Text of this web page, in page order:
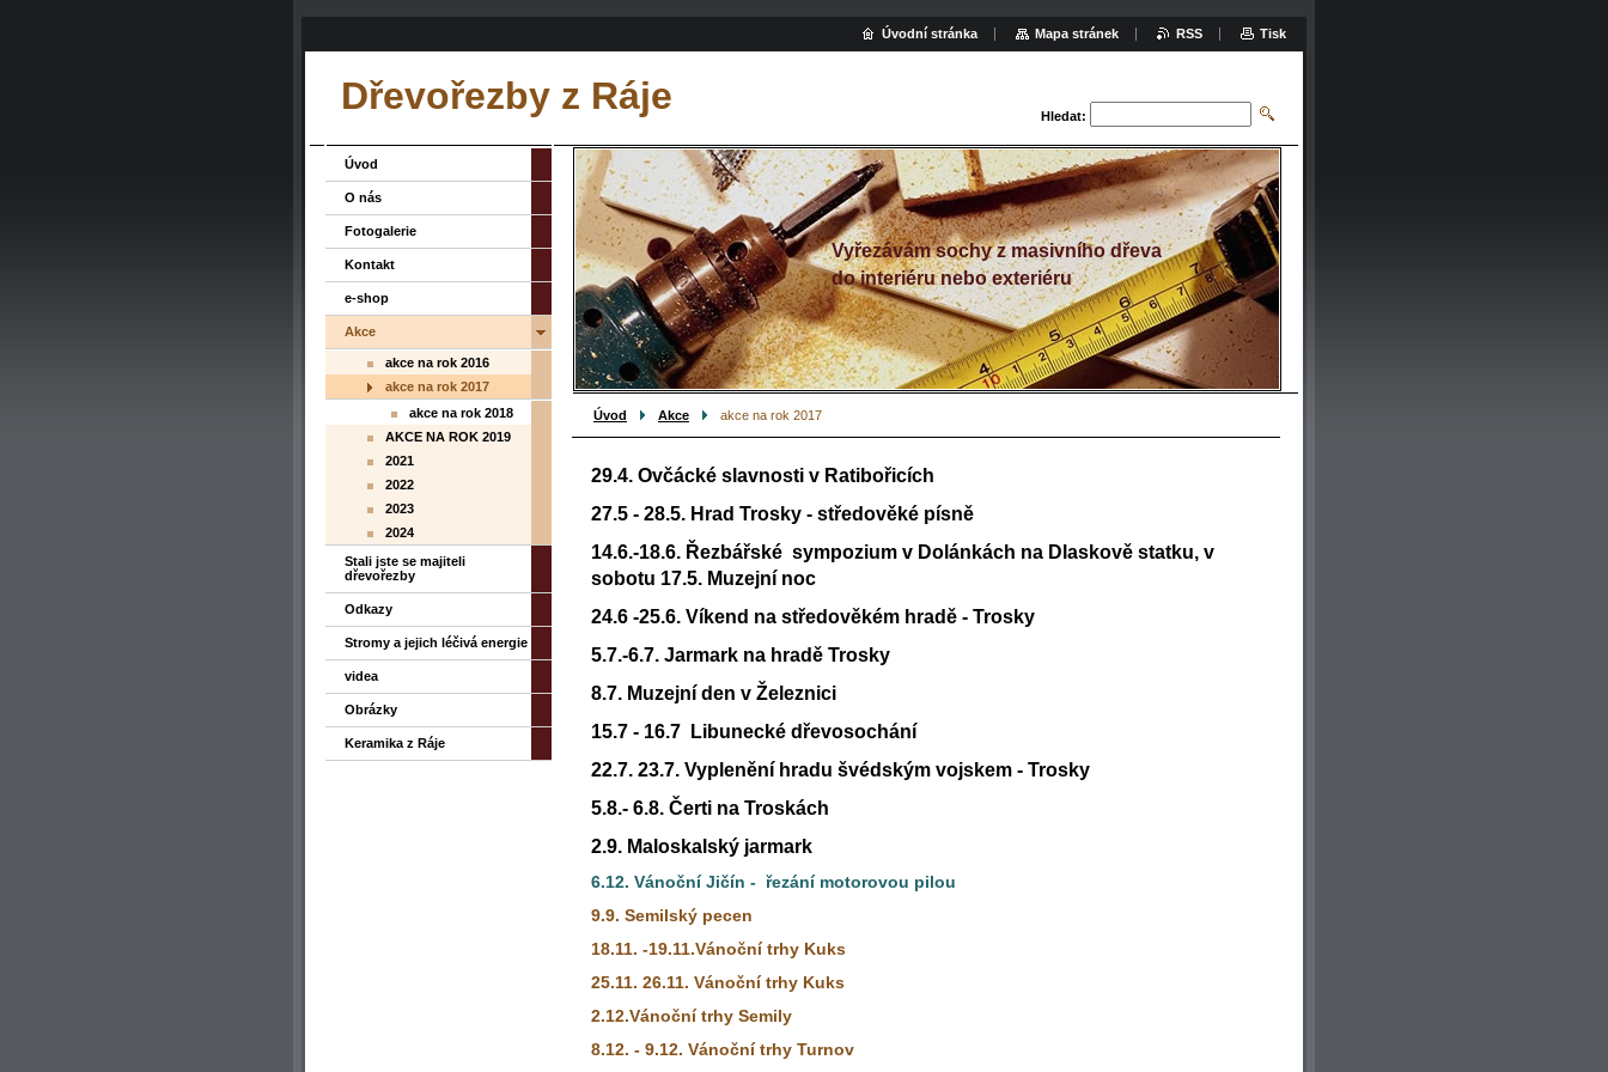
Dřevořezby z Ráje Hledat:
Vyřezávám sochy z masivního dřeva
do interiéru nebo exteriéru
Úvod Akce akce na rok 2017
29.4. Ovčácké slavnosti v Ratibořicích
27.5 - 28.5. Hrad Trosky - středověké písně
14.6.-18.6. Řezbářské sympozium v Dolánkách na Dlaskově statku, v
sobotu 17.5. Muzejní noc
24.6 -25.6. Víkend na středověkém hradě - Trosky
5.7.-6.7. Jarmark na hradě Trosky
8.7. Muzejní den v Železnici
15.7 - 16.7 Libunecké dřevosochání
22.7. 23.7. Vyplenění hradu švédským vojskem - Trosky
5.8.- 6.8. Čerti na Troskách
2.9. Maloskalský jarmark
6.12. Vánoční Jičín - řezání motorovou pilou
9.9. Semilský pecen
18.11. -19.11.Vánoční trhy Kuks
25.11. 26.11. Vánoční trhy Kuks
2.12.Vánoční trhy Semily
8.12. - 9.12. Vánoční trhy Turnov
Úvod
O nás
Fotogalerie
Kontakt
e-shop
Akce
akce na rok 2016
akce na rok 2017
akce na rok 2018
AKCE NA ROK 2019
2021
2022
2023
2024
Stali jste se majiteli
dřevořezby
Odkazy
Stromy a jejich léčivá energie
videa
Obrázky
Keramika z Ráje
Úvodní stránka Mapa stránek RSS Tisk